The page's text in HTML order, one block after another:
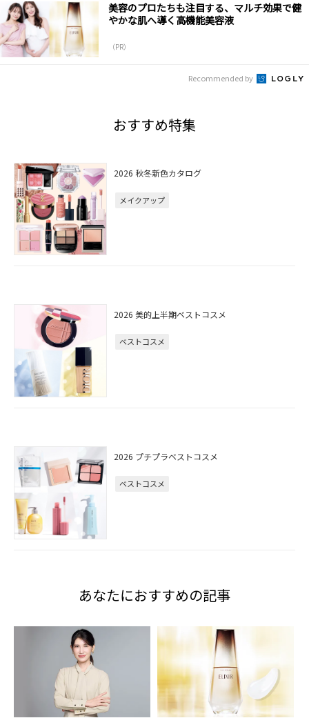
美容のプロたちも注目する、マルチ効果で健
やかな肌へ導く高機能美容液
（PR）
Recommended by
おすすめ特集
2026 秋冬新色カタログ
メイクアップ
2026 美的上半期ベストコスメ
ベストコスメ
2026 プチプラベストコスメ
ベストコスメ
あなたにおすすめの記事